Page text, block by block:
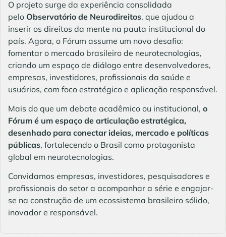
O projeto surge da experiência consolidada
pelo Observatório de Neurodireitos, que ajudou a
inserir os direitos da mente na pauta institucional do
país. Agora, o Fórum assume um novo desafio:
fomentar o mercado brasileiro de neurotecnologias,
criando um espaço de diálogo entre desenvolvedores,
empresas, investidores, profissionais da saúde e
usuários, com foco estratégico e aplicação responsável.
Mais do que um debate acadêmico ou institucional, o
Fórum é um espaço de articulação estratégica,
desenhado para conectar ideias, mercado e políticas
públicas, fortalecendo o Brasil como protagonista
global em neurotecnologias.
Convidamos empresas, investidores, pesquisadores e
profissionais do setor a acompanhar a série e engajar-
se na construção de um ecossistema brasileiro sólido,
inovador e responsável.